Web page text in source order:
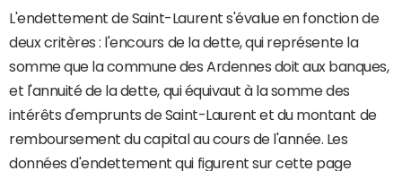
L'endettement de Saint-Laurent s'évalue en fonction de
deux critères : l'encours de la dette, qui représente la
somme que la commune des Ardennes doit aux banques,
et l'annuité de la dette, qui équivaut à la somme des
intérêts d'emprunts de Saint-Laurent et du montant de
remboursement du capital au cours de l'année. Les
données d'endettement qui figurent sur cette page